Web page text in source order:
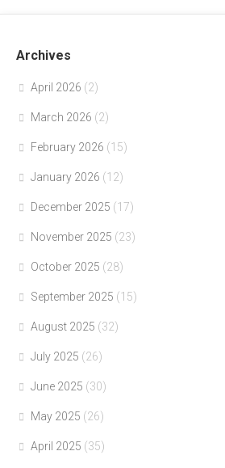
Archives
April 2026 (2)
March 2026 (2)
February 2026 (15)
January 2026 (12)
December 2025 (17)
November 2025 (23)
October 2025 (28)
September 2025 (15)
August 2025 (32)
July 2025 (26)
June 2025 (30)
May 2025 (26)
April 2025 (35)